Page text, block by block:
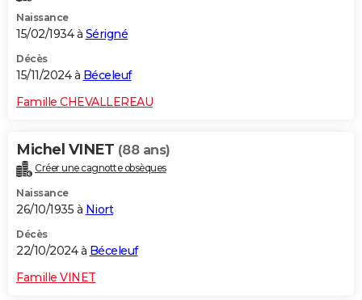
Naissance
15/02/1934 à Sérigné
Décès
15/11/2024 à Béceleuf
Famille CHEVALLEREAU
Michel VINET (88 ans)
Créer une cagnotte obsèques
Naissance
26/10/1935 à Niort
Décès
22/10/2024 à Béceleuf
Famille VINET